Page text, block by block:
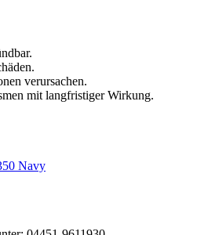
verursachen.
mit langfristiger Wirkung.
Navy